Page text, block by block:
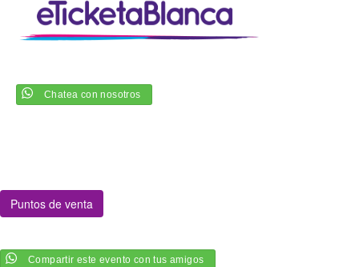
Chatea con nosotros
Puntos de venta
Compartir este evento con tus amigos